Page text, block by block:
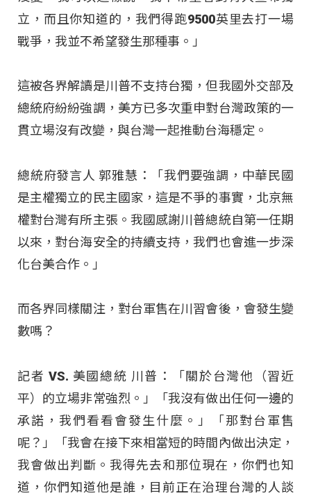
立，而且你知道的，我們得跑9500英里去打一場
戰爭，我並不希望發生那種事。」
這被各界解讀是川普不支持台獨，但我國外交部及
總統府紛紛強調，美方已多次重申對台灣政策的一
貫立場沒有改變，與台灣一起推動台海穩定。
總統府發言人 郭雅慧：「我們要強調，中華民國
是主權獨立的民主國家，這是不爭的事實，北京無
權對台灣有所主張。我國感謝川普總統自第一任期
以來，對台海安全的持續支持，我們也會進一步深
化台美合作。」
而各界同樣關注，對台軍售在川習會後，會發生變
數嗎？
記者 VS. 美國總統 川普：「關於台灣他（習近
平）的立場非常強烈。」「我沒有做出任何一邊的
承諾，我們看看會發生什麼。」「那對台軍售
呢？」「我會在接下來相當短的時間內做出決定，
我會做出判斷。我得先去和那位現在，你們也知
道，你們知道他是誰，目前正在治理台灣的人談